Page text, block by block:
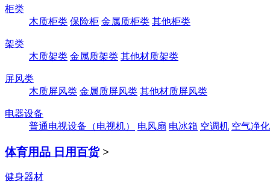
柜类
木质柜类 保险柜 金属质柜类 其他柜类
架类
木质架类 金属质架类 其他材质架类
屏风类
木质屏风类 金属质屏风类 其他材质屏风类
电器设备
普通电视设备（电视机）
电风扇 电冰箱 空调机 空气净
体育用品 日用百货 >
健身器材